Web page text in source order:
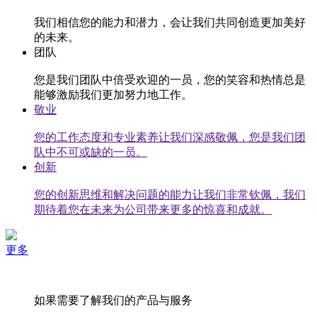
我们相信您的能力和潜力，会让我们共同创造更加美好
的未来。
团队
您是我们团队中倍受欢迎的一员，您的笑容和热情总是
能够激励我们更加努力地工作。
敬业
您的工作态度和专业素养让我们深感敬佩，您是我们团
队中不可或缺的一员。
创新
您的创新思维和解决问题的能力让我们非常钦佩，我们
期待着您在未来为公司带来更多的惊喜和成就。
更多
如果需要了解我们的产品与服务